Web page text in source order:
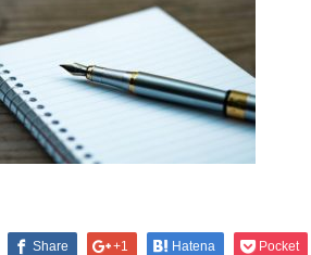
Share +1 Hatena Pocket